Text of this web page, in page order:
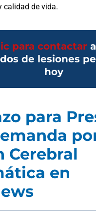
calidad de vida.
para contactar
de lesiones
hoy
para
Cerebral
en